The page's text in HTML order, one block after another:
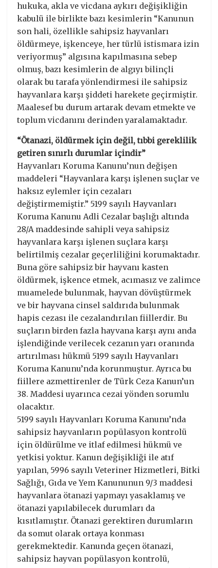
hukuka, akla ve vicdana aykırı değişikliğin
kabulü ile birlikte bazı kesimlerin “Kanunun
son hali, özellikle sahipsiz hayvanları
öldürmeye, işkenceye, her türlü istismara izin
veriyormuş” algısına kapılmasına sebep
olmuş, bazı kesimlerin de algıyı bilinçli
olarak bu tarafa yönlendirmesi ile sahipsiz
hayvanlara karşı şiddeti harekete geçirmiştir.
Maalesef bu durum artarak devam etmekte ve
toplum vicdanını derinden yaralamaktadır.
“Ötanazi, öldürmek için değil, tıbbi gereklilik
getiren sınırlı durumlar içindir”
Hayvanları Koruma Kanunu’nun değişen
maddeleri “Hayvanlara karşı işlenen suçlar ve
haksız eylemler için cezaları
değiştirmemiştir.” 5199 sayılı Hayvanları
Koruma Kanunu Adli Cezalar başlığı altında
28/A maddesinde sahipli veya sahipsiz
hayvanlara karşı işlenen suçlara karşı
belirtilmiş cezalar geçerliliğini korumaktadır.
Buna göre sahipsiz bir hayvanı kasten
öldürmek, işkence etmek, acımasız ve zalimce
muamelede bulunmak, hayvan dövüştürmek
ve bir hayvana cinsel saldırıda bulunmak
hapis cezası ile cezalandırılan fiillerdir. Bu
suçların birden fazla hayvana karşı aynı anda
işlendiğinde verilecek cezanın yarı oranında
artırılması hükmü 5199 sayılı Hayvanları
Koruma Kanunu’nda korunmuştur. Ayrıca bu
fiillere azmettirenler de Türk Ceza Kanun’un
38. Maddesi uyarınca cezai yönden sorumlu
olacaktır.
5199 sayılı Hayvanları Koruma Kanunu’nda
sahipsiz hayvanların popülasyon kontrolü
için öldürülme ve itlaf edilmesi hükmü ve
yetkisi yoktur. Kanun değişikliği ile atıf
yapılan, 5996 sayılı Veteriner Hizmetleri, Bitki
Sağlığı, Gıda ve Yem Kanununun 9/3 maddesi
hayvanlara ötanazi yapmayı yasaklamış ve
ötanazi yapılabilecek durumları da
kısıtlamıştır. Ötanazi gerektiren durumların
da somut olarak ortaya konması
gerekmektedir. Kanunda geçen ötanazi,
sahipsiz hayvan popülasyon kontrolü,